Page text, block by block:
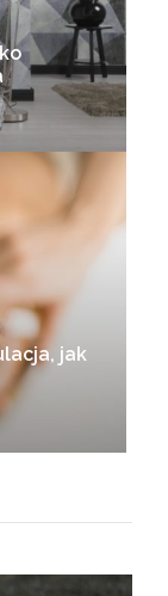
jak